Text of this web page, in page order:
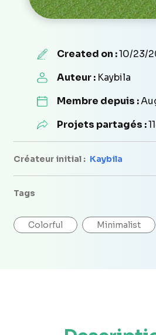
Created on :10/23/
Auteur : Kaybila
Membre depuis :
Projets partagés :
Créateur initial : Kaybila
Tags
Colorful Minimalist